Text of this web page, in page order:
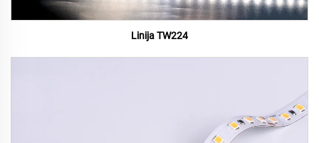
Linija TW224